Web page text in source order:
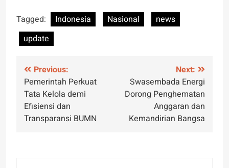
Tagged: Indonesia Nasional
news
update
Post
navigation
Previous:
Pemerintah Perkuat
Tata Kelola demi
Efisiensi dan
Transparansi BUMN
Next:
Swasembada Energi
Dorong Penghematan
Anggaran dan
Kemandirian Bangsa